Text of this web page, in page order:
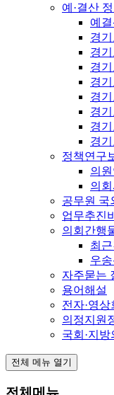
예·결산
예
경
경
경
경
경
경
경
경
정책연구
의
의
공무원 국
업무추진
의회간행
최
우
자주묻는
용어해설
전자·영상
의정지원
국회·지
전체 메뉴 열기